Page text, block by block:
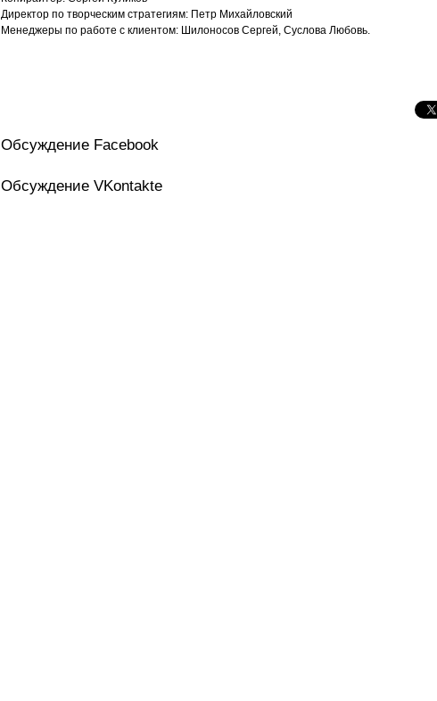
Директор по творческим стратегиям: Петр Михайловский
Менеджеры по работе с клиентом: Шилоносов Сергей, Суслова Любовь.
Обсуждение Facebook
Обсуждение VKontakte